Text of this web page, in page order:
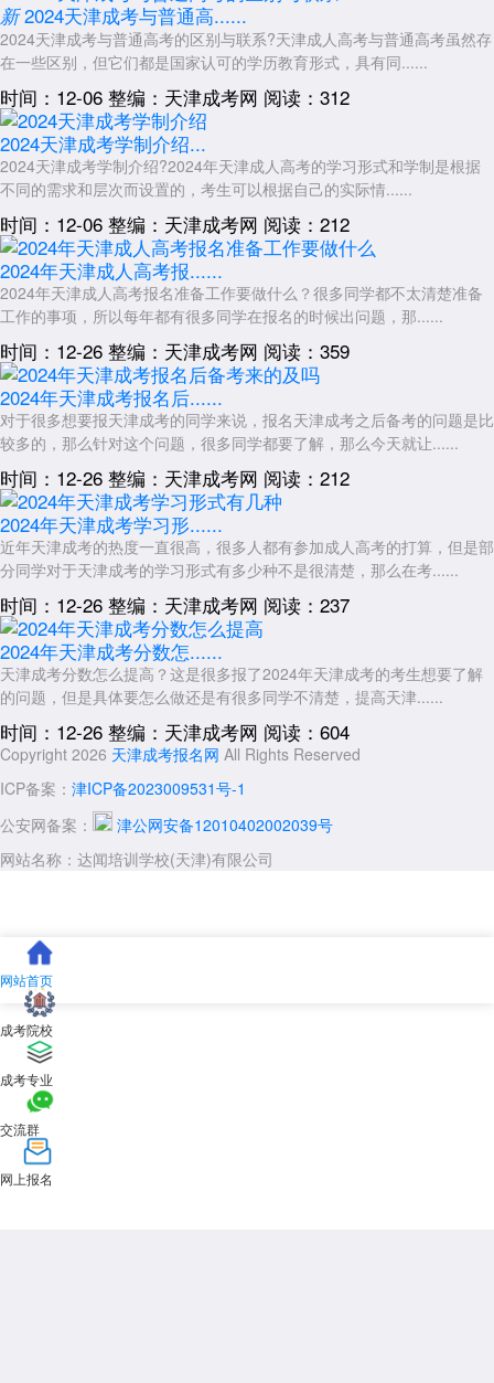
新 2024天津成考与普通高......
2024天津成考与普通高考的区别与联系?天津成人高考与普通高考虽然存
在一些区别，但它们都是国家认可的学历教育形式，具有同......
时间：12-06 整编：天津成考网 阅读：312
2024天津成考学制介绍...
2024天津成考学制介绍?2024年天津成人高考的学习形式和学制是根据
不同的需求和层次而设置的，考生可以根据自己的实际情......
时间：12-06 整编：天津成考网 阅读：212
2024年天津成人高考报......
2024年天津成人高考报名准备工作要做什么？很多同学都不太清楚准备
工作的事项，所以每年都有很多同学在报名的时候出问题，那......
时间：12-26 整编：天津成考网 阅读：359
2024年天津成考报名后......
对于很多想要报天津成考的同学来说，报名天津成考之后备考的问题是比
较多的，那么针对这个问题，很多同学都要了解，那么今天就让......
时间：12-26 整编：天津成考网 阅读：212
2024年天津成考学习形......
近年天津成考的热度一直很高，很多人都有参加成人高考的打算，但是部
分同学对于天津成考的学习形式有多少种不是很清楚，那么在考......
时间：12-26 整编：天津成考网 阅读：237
2024年天津成考分数怎......
天津成考分数怎么提高？这是很多报了2024年天津成考的考生想要了解
的问题，但是具体要怎么做还是有很多同学不清楚，提高天津......
时间：12-26 整编：天津成考网 阅读：604
Copyright 2026 天津成考报名网 All Rights Reserved
ICP备案： 津ICP备2023009531号-1
公安网备案：
津公网安备12010402002039号
网站名称：达闻培训学校(天津)有限公司
网站首页
成考院校
成考专业
交流群
网上报名